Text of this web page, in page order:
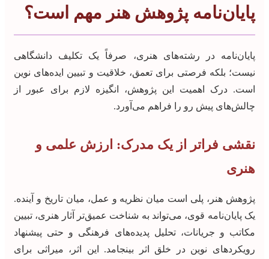
پایان‌نامه پژوهش هنر مهم است؟
پایان‌نامه در رشته‌های هنری، صرفاً یک تکلیف دانشگاهی
نیست؛ بلکه فرصتی برای تعمق، خلاقیت و تبیین ایده‌های نوین
است. درک اهمیت این پژوهش، انگیزه لازم برای عبور از
چالش‌های پیش رو را فراهم می‌آورد.
نقشی فراتر از یک مدرک: ارزش علمی و
هنری
پژوهش هنر، پلی است میان نظریه و عمل، میان تاریخ و آینده.
یک پایان‌نامه قوی، می‌تواند به شناخت عمیق‌تر آثار هنری، تبیین
مکاتب و جریانات، تحلیل پدیده‌های فرهنگی و حتی پیشنهاد
رویکردهای نوین در خلق اثر بینجامد. این اثر، میراثی برای